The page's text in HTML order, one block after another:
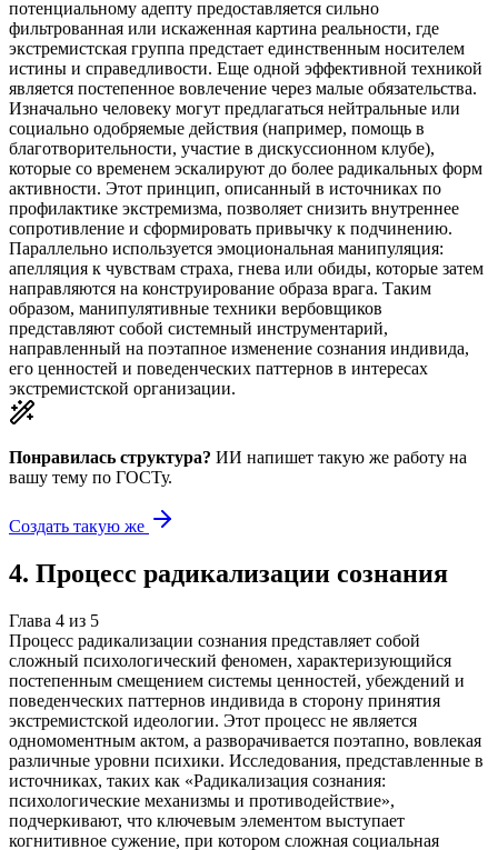
потенциальному адепту предоставляется сильно
фильтрованная или искаженная картина реальности, где
экстремистская группа предстает единственным носителем
истины и справедливости. Еще одной эффективной техникой
является постепенное вовлечение через малые обязательства.
Изначально человеку могут предлагаться нейтральные или
социально одобряемые действия (например, помощь в
благотворительности, участие в дискуссионном клубе),
которые со временем эскалируют до более радикальных форм
активности. Этот принцип, описанный в источниках по
профилактике экстремизма, позволяет снизить внутреннее
сопротивление и сформировать привычку к подчинению.
Параллельно используется эмоциональная манипуляция:
апелляция к чувствам страха, гнева или обиды, которые затем
направляются на конструирование образа врага. Таким
образом, манипулятивные техники вербовщиков
представляют собой системный инструментарий,
направленный на поэтапное изменение сознания индивида,
его ценностей и поведенческих паттернов в интересах
экстремистской организации.
Понравилась структура? ИИ напишет такую же работу на
вашу тему по ГОСТу.
Создать такую же
4. Процесс радикализации сознания
Глава 4 из 5
Процесс радикализации сознания представляет собой
сложный психологический феномен, характеризующийся
постепенным смещением системы ценностей, убеждений и
поведенческих паттернов индивида в сторону принятия
экстремистской идеологии. Этот процесс не является
одномоментным актом, а разворачивается поэтапно, вовлекая
различные уровни психики. Исследования, представленные в
источниках, таких как «Радикализация сознания:
психологические механизмы и противодействие»,
подчеркивают, что ключевым элементом выступает
когнитивное сужение, при котором сложная социальная